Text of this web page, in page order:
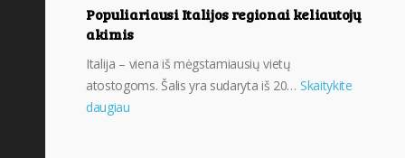
Populiariausi Italijos regionai keliautojų
akimis
Italija – viena iš mėgstamiausių vietų
atostogoms. Šalis yra sudaryta iš 20… Skaitykite
daugiau